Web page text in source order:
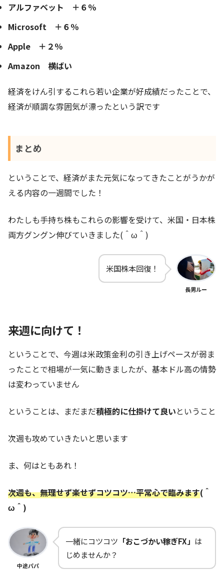
アルファベット ＋６％
Microsoft ＋６％
Apple ＋２％
Amazon 横ばい
経済をけん引するこれら若い企業が好成績だったことで、
経済が順調な雰囲気が漂ったという訳です
まとめ
ということで、経済がまた元気になってきたことがうかが
える内容の一週間でした！
わたしも手持ち株もこれらの影響を受けて、米国・日本株
両方グングン伸びていきました(＾ω＾)
米国株本回復！
長男ルー
来週に向けて！
ということで、今週は米政策金利の引き上げペースが弱ま
ったことで相場が一気に動きましたが、基本ドル高の情勢
は変わっていません
ということは、まだまだ積極的に仕掛けて良いということ
次週も攻めていきたいと思います
ま、何はともあれ！
次週も、無理せず楽せずコツコツ…平常心で臨みます(＾
ω＾)
中途パパ
一緒にコツコツ 「おこづかい稼ぎFX」 は
じめませんか？